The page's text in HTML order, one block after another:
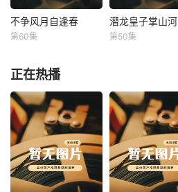
不争风月自逢春
不争风月自逢春
第60集
潜龙皇子掌山河
潜龙皇子掌山河
第50集
正在热播